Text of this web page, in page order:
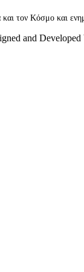
τον Κόσμο και
and